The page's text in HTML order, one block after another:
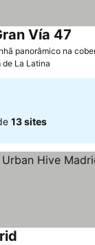
panorâmico na
Vía 47
de La Latina
13 sites